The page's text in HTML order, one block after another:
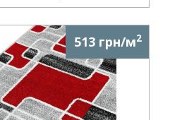
513 грн/м2